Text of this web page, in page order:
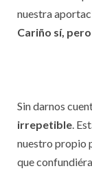
nuestra
Cariño sí,
Sin darnos
irrepetible.
nuestro propio
que